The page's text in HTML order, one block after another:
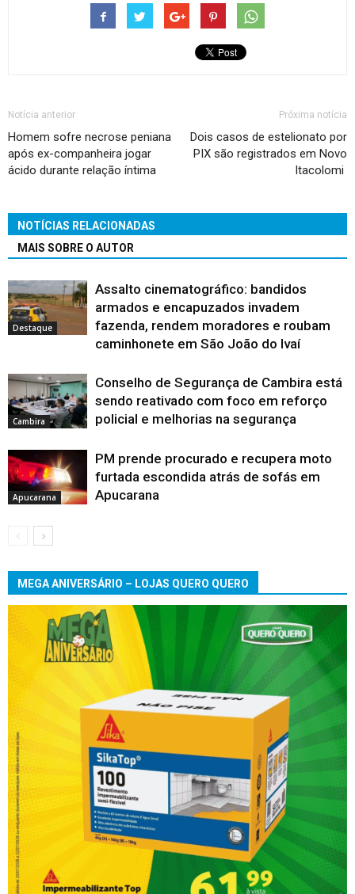
Notícia anterior
Homem sofre necrose peniana
após ex-companheira jogar
ácido durante relação íntima
Próxima notícia
Dois casos de estelionato por
PIX são registrados em Novo
Itacolomi
NOTÍCIAS RELACIONADAS
MAIS SOBRE O AUTOR
Destaque
Assalto cinematográfico: bandidos
armados e encapuzados invadem
fazenda, rendem moradores e roubam
caminhonete em São João do Ivaí
Cambira
Conselho de Segurança de Cambira está
sendo reativado com foco em reforço
policial e melhorias na segurança
Apucarana
PM prende procurado e recupera moto
furtada escondida atrás de sofás em
Apucarana
MEGA ANIVERSÁRIO – LOJAS QUERO QUERO